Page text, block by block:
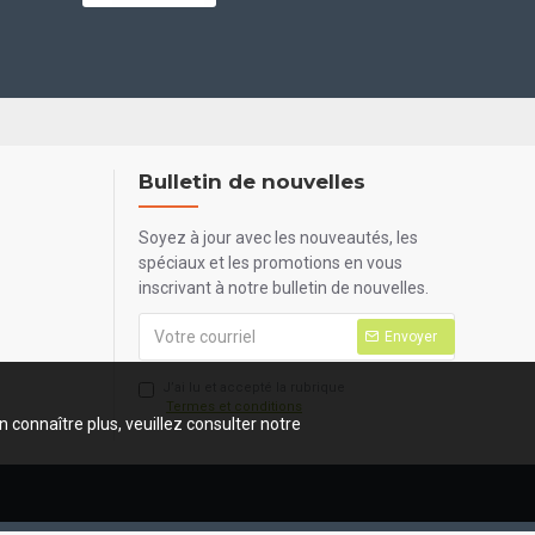
Bulletin de nouvelles
Soyez à jour avec les nouveautés, les
spéciaux et les promotions en vous
inscrivant à notre bulletin de nouvelles.
Envoyer
Termes et conditions
connaître plus, veuillez consulter notre